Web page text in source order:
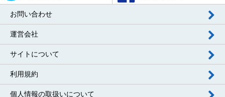
お問い合わせ
運営会社
サイトについて
利用規約
個人情報の取扱いについて